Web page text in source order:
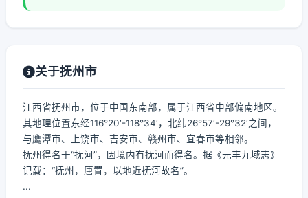
关于抚州市
江西省抚州市，位于中国东南部，属于江西省中部偏南地区。
其地理位置东经116°20′-118°34′，北纬26°57′-29°32′之间，
与鹰潭市、上饶市、吉安市、赣州市、宜春市等相邻。
抚州得名于“抚河”，因境内有抚河而得名。据《元丰九域志》
记载：“抚州，唐置，以地近抚河故名”。
...